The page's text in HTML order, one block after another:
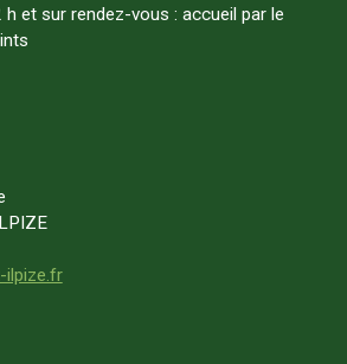
et sur rendez-vous : accueil par le
ilpize.fr